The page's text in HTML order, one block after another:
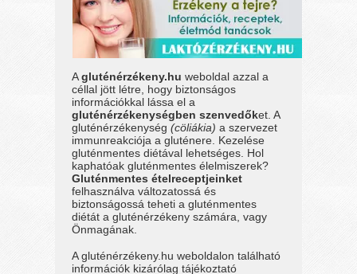
Agluténérzékeny.hu weboldal azzal a
céllal jött létre, hogy biztonságos
információkkal lássa el a
gluténérzékenységben szenvedőket. A
gluténérzékenység(cöliákia) a szervezet
immunreakciója a gluténere. Kezelése
gluténmentes diétával lehetséges. Hol
kaphatóak gluténmentes élelmiszerek?
Gluténmentes ételreceptjeinket
felhasználva változatossá és
biztonságossá teheti a gluténmentes
diétát a gluténérzékeny számára, vagy
Önmagának.
A gluténérzékeny.hu weboldalon található
információk kizárólag tájékoztató